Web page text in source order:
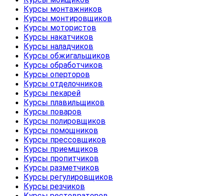
Курсы монтажников
Курсы монтировщиков
Курсы мотористов
Курсы накатчиков
Курсы наладчиков
Курсы обжигальщиков
Курсы обработчиков
Курсы оперторов
Курсы отделочников
Курсы пекарей
Курсы плавильщиков
Курсы поваров
Курсы полировщиков
Курсы помощников
Курсы прессовщиков
Курсы приемщиков
Курсы пропитчиков
Курсы разметчиков
Курсы регулировщиков
Курсы резчиков